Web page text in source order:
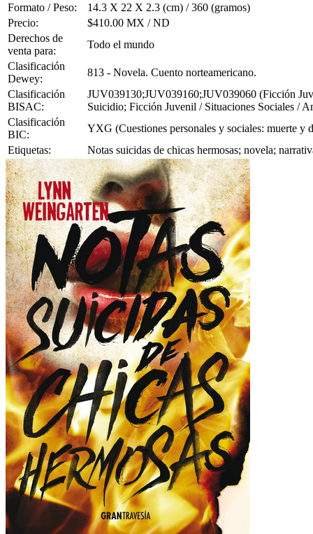
Formato / Peso:
14.3 X 22 X 2.3 (cm) / 360 (gramos)
Precio:
$410.00 MX / ND
Derechos de
venta para:
Todo el mundo
Clasificación
Dewey:
813 - Novela. Cuento norteamericano.
Clasificación
BISAC:
JUV039130;JUV039160;JUV039060 (Ficción
Suicidio; Ficción Juvenil / Situaciones Sociales /
Clasificación
BIC:
YXG (Cuestiones personales y sociales: muerte y
Etiquetas:
Notas suicidas de chicas hermosas; novela;